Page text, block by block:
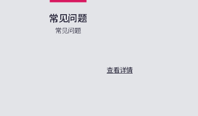
常见问题
常见问题
查看详情